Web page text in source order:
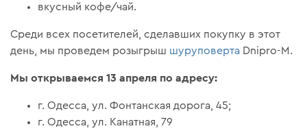
вкусный кофе/чай.
Среди всех посетителей, сделавших покупку в этот
день, мы проведем розыгрыш шуруповерта Dnipro-M.
Мы открываемся 13 апреля по адресу:
г. Одесса, ул. Фонтанская дорога, 45;
г. Одесса, ул. Канатная, 79